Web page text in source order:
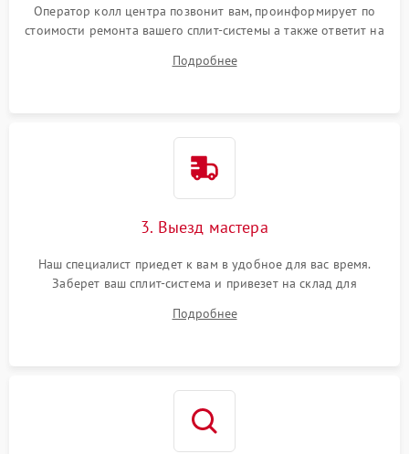
Оператор колл центра позвонит вам, проинформирует по
стоимости ремонта вашего сплит-системы а также ответит на
Подробнее
3. Выезд мастера
Наш специалист приедет к вам в удобное для вас время.
Заберет ваш сплит-система и привезет на склад для
Подробнее